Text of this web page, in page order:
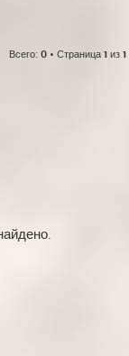
Всего: 0 • Страница 1 из 1